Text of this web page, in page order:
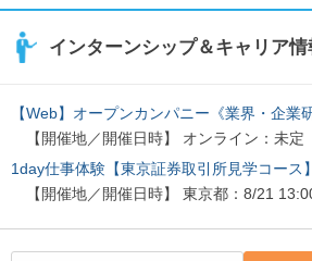
インターンシップ＆キャリア情
【Web】オープンカンパニー《業界・企業
【開催地／開催日時】 オンライン：未定
1day仕事体験【東京証券取引所見学コース
【開催地／開催日時】 東京都：8/21